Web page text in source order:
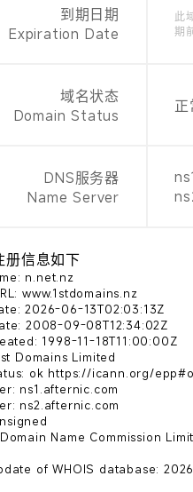
到期日期
Expiration Date
此
期
域名状态
Domain Status
正
DNS服务器
Name Server
册信息如下
n.net.nz
www.1stdomains.nz
2026-06-13T02:03:13Z
2008-09-08T12:34:02Z
1998-11-18T11:00:00Z
Domains Limited
ok https://icann.org/
ns1.afternic.com
ns2.afternic.com
Name Commission
of WHOIS database: